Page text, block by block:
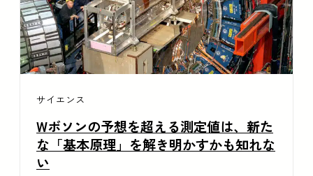
サイエンス
Wボソンの予想を超える測定値は、新た
な「基本原理」を解き明かすかも知れな
い